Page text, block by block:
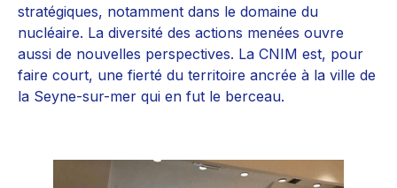
stratégiques, notamment dans le domaine du
nucléaire. La diversité des actions menées ouvre
aussi de nouvelles perspectives. La CNIM est, pour
faire court, une fierté du territoire ancrée à la ville de
la Seyne-sur-mer qui en fut le berceau.